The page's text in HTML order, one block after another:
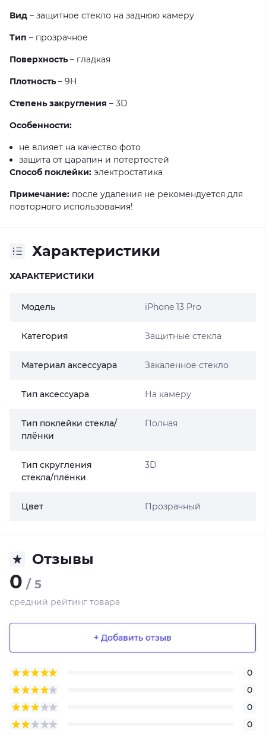
Вид – защитное стекло на заднюю камеру
Тип – прозрачное
Поверхность – гладкая
Плотность – 9Н
Степень закругления – 3D
Особенности:
не влияет на качество фото
защита от царапин и потертостей
Способ поклейки: электростатика
Примечание: после удаления не рекомендуется для
повторного использования!
Характеристики
ХАРАКТЕРИСТИКИ
Модель iPhone 13 Pro
Категория Защитные стекла
Материал аксессуара Закаленное стекло
Тип аксессуара На камеру
Тип поклейки стекла/
плёнки
Полная
Тип скругления
стекла/плёнки
3D
Цвет Прозрачный
Отзывы
0 / 5
средний рейтинг товара
+ Добавить отзыв
0
0
0
0